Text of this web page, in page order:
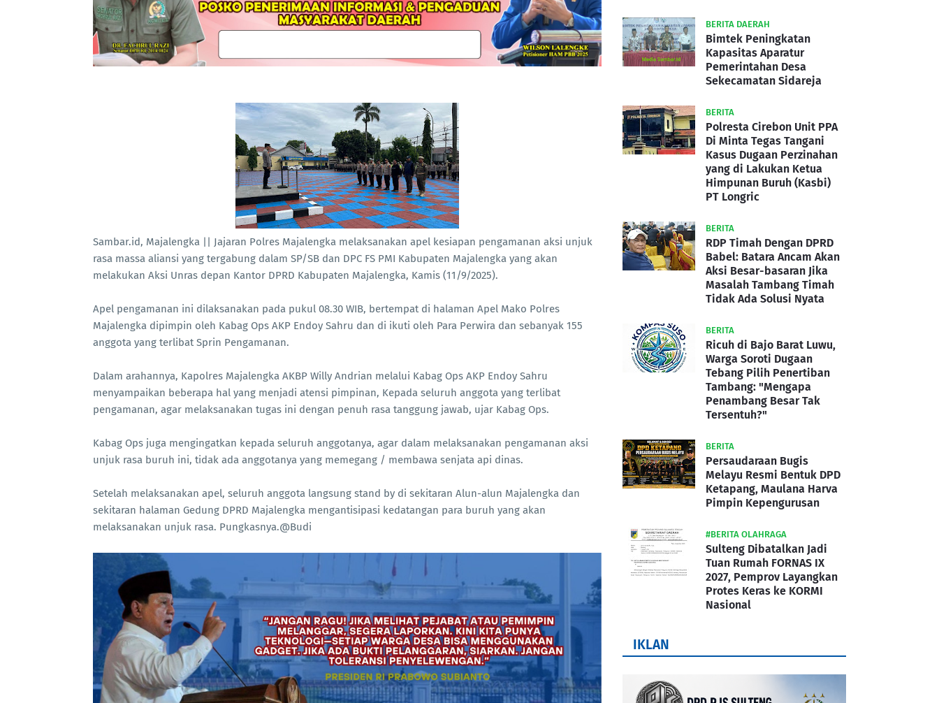
Sambar.id, Majalengka || Jajaran Polres Majalengka melaksanakan apel kesiapan pengamanan aksi unjuk
rasa massa aliansi yang tergabung dalam SP/SB dan DPC FS PMI Kabupaten Majalengka yang akan
melakukan Aksi Unras depan Kantor DPRD Kabupaten Majalengka, Kamis (11/9/2025).
Apel pengamanan ini dilaksanakan pada pukul 08.30 WIB, bertempat di halaman Apel Mako Polres
Majalengka dipimpin oleh Kabag Ops AKP Endoy Sahru dan di ikuti oleh Para Perwira dan sebanyak 155
anggota yang terlibat Sprin Pengamanan.
Dalam arahannya, Kapolres Majalengka AKBP Willy Andrian melalui Kabag Ops AKP Endoy Sahru
menyampaikan beberapa hal yang menjadi atensi pimpinan, Kepada seluruh anggota yang terlibat
pengamanan, agar melaksanakan tugas ini dengan penuh rasa tanggung jawab, ujar Kabag Ops.
Kabag Ops juga mengingatkan kepada seluruh anggotanya, agar dalam melaksanakan pengamanan aksi
unjuk rasa buruh ini, tidak ada anggotanya yang memegang / membawa senjata api dinas.
Setelah melaksanakan apel, seluruh anggota langsung stand by di sekitaran Alun-alun Majalengka dan
sekitaran halaman Gedung DPRD Majalengka mengantisipasi kedatangan para buruh yang akan
melaksanakan unjuk rasa. Pungkasnya.@Budi
BERITA DAERAH
Bimtek Peningkatan
Kapasitas Aparatur
Pemerintahan Desa
Sekecamatan Sidareja
BERITA
Polresta Cirebon Unit PPA
Di Minta Tegas Tangani
Kasus Dugaan Perzinahan
yang di Lakukan Ketua
Himpunan Buruh (Kasbi)
PT Longric
BERITA
RDP Timah Dengan DPRD
Babel: Batara Ancam Akan
Aksi Besar-basaran Jika
Masalah Tambang Timah
Tidak Ada Solusi Nyata
BERITA
Ricuh di Bajo Barat Luwu,
Warga Soroti Dugaan
Tebang Pilih Penertiban
Tambang: "Mengapa
Penambang Besar Tak
Tersentuh?"
BERITA
Persaudaraan Bugis
Melayu Resmi Bentuk DPD
Ketapang, Maulana Harva
Pimpin Kepengurusan
#BERITA OLAHRAGA
Sulteng Dibatalkan Jadi
Tuan Rumah FORNAS IX
2027, Pemprov Layangkan
Protes Keras ke KORMI
Nasional
IKLAN